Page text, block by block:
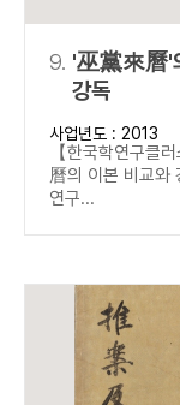
9. '巫黨來曆'
강독
사업년도 : 2013
【한국학연구
曆의 이본 비교
연구...